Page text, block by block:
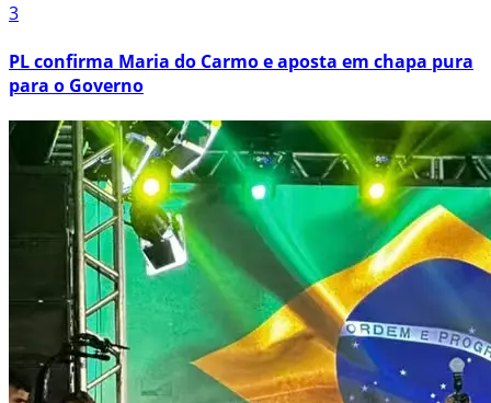
3
PL confirma Maria do Carmo e aposta em chapa pura
para o Governo